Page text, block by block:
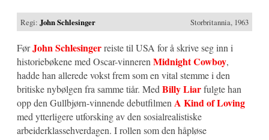
Regi:John Schlesinger Storbritannia, 1963
FørJohn Schlesingerreiste til USA for å skrive seg inn i
historiebøkene med Oscar-vinneren Midnight Cowboy,
hadde han allerede vokst frem som en vital stemme i den
britiske nybølgen fra samme tiår. Med Billy Liarfulgte han
opp den Gullbjørn-vinnende debutfilmen A Kind of Loving
med ytterligere utforsking av den sosialrealistiske
arbeiderklassehverdagen. I rollen som den håpløse